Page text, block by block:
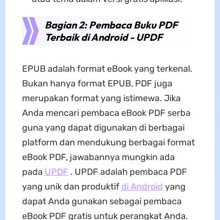
Bagian 2: Pembaca Buku PDF
Terbaik di Android - UPDF
EPUB adalah format eBook yang terkenal.
Bukan hanya format EPUB, PDF juga
merupakan format yang istimewa. Jika
Anda mencari pembaca eBook PDF serba
guna yang dapat digunakan di berbagai
platform dan mendukung berbagai format
eBook PDF, jawabannya mungkin ada
pada UPDF . UPDF adalah pembaca PDF
yang unik dan produktif di Android yang
dapat Anda gunakan sebagai pembaca
eBook PDF gratis untuk perangkat Anda.